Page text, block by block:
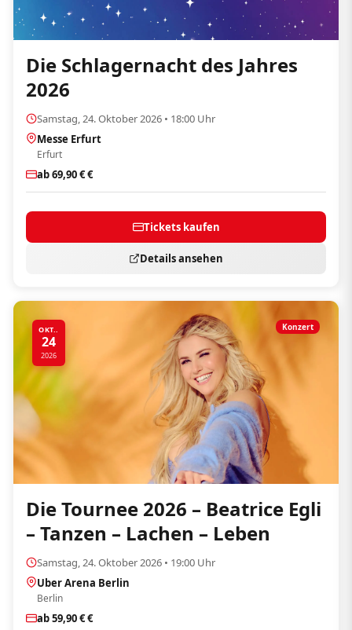
Die Schlagernacht des Jahres
2026
Samstag, 24. Oktober 2026 • 18:00 Uhr
Messe Erfurt
Erfurt
ab 69,90 € €
Tickets kaufen
Details ansehen
OKT..
24
2026
Konzert
Die Tournee 2026 – Beatrice Egli
– Tanzen – Lachen – Leben
Samstag, 24. Oktober 2026 • 19:00 Uhr
Uber Arena Berlin
Berlin
ab 59,90 € €